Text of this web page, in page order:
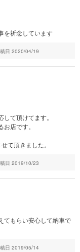
を祈念しています
日 2020/04/19
て頂けてます。
店です。
て頂きました。
日 2019/10/23
てもらい安心して納車で
日 2019/05/14